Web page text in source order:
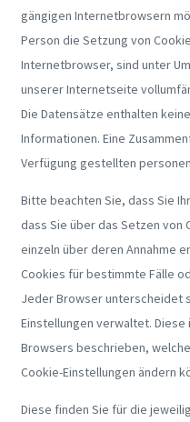
gängigen Internetbrowsern
Person die Setzung von
Internetbrowser, sind unter
unserer Internetseite
Die Datensätze enthalten
Informationen. Eine
Verfügung gestellten
Bitte beachten Sie, dass Sie
dass Sie über das Setzen
einzeln über deren Annahme
Cookies für bestimmte Fälle
Jeder Browser unterscheidet
Einstellungen verwaltet.
Browsers beschrieben,
Cookie-Einstellungen ändern
Diese finden Sie für die